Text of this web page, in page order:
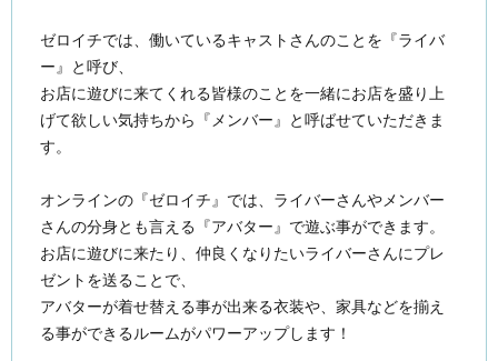
ゼロイチでは、働いているキャストさんのことを『ライバ
ー』と呼び、
お店に遊びに来てくれる皆様のことを一緒にお店を盛り上
げて欲しい気持ちから『メンバー』と呼ばせていただきま
す。
オンラインの『ゼロイチ』では、ライバーさんやメンバー
さんの分身とも言える『アバター』で遊ぶ事ができます。
お店に遊びに来たり、仲良くなりたいライバーさんにプレ
ゼントを送ることで、
アバターが着せ替える事が出来る衣装や、家具などを揃え
る事ができるルームがパワーアップします！